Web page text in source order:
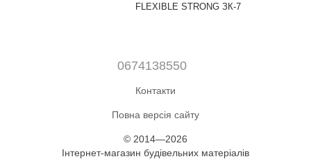
FLEXIBLE STRONG ЗК-7
0674138550
Контакти
Повна версія сайту
© 2014—2026
Інтернет-магазин будівельних матеріалів